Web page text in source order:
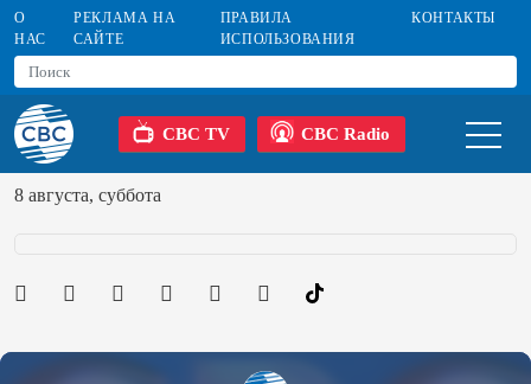
О
НАС
РЕКЛАМА НА
САЙТЕ
ПРАВИЛА
ИСПОЛЬЗОВАНИЯ
КОНТАКТЫ
CBC TV CBC Radio
8 августа, суббота